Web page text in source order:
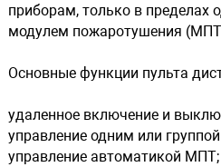
решения
приборам, только в пределах
модулем пожаротушения
Основные функции пульта
удаленное включение и
управление одним или
управление автоматикой МПТ;